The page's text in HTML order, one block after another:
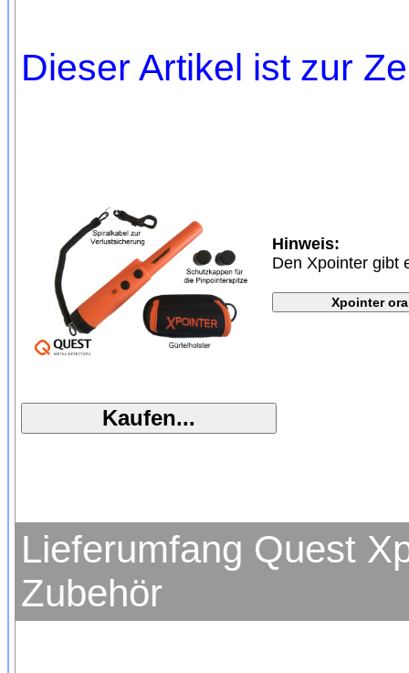
Dieser Artikel ist zur
Hinweis:
Den Xpointer gibt
Lieferumfang Quest
Zubehör